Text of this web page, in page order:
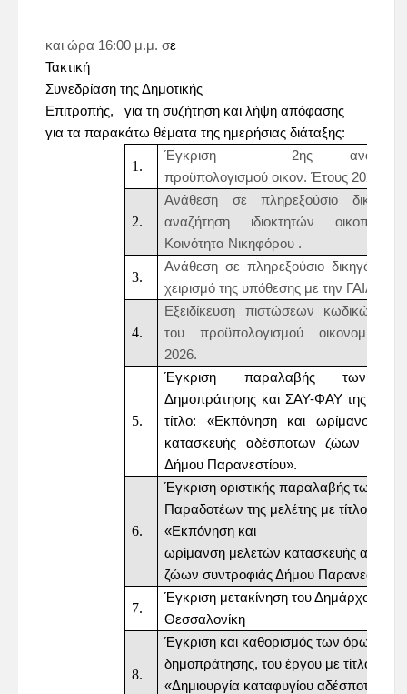
και ώρα 16:00 μ.μ. σε
Τακτική
Συνεδρίαση τηςΔημοτικής
Επιτροπής,
για τη συζήτηση και λήψη απόφασης
για τα παρακάτω θέματα της ημερήσιας διάταξης:
Έγκριση
2ης
προϋπολογισμού οικον. Έτους 2026
Ανάθεση σε πληρεξούσιο
αναζήτηση
ιδιοκτητών
Κοινότητα Νικηφόρου .
Ανάθεση σε πληρεξούσιο δικηγόρο
χειρισμό της υπόθεσης με την
Εξειδίκευση πιστώσεων κωδικών
του προϋπολογισμού οικονομικού
2026.
Έγκριση παραλαβής των
Δημοπράτησης και ΣΑΥ-ΦΑΥ της
τίτλο: «Εκπόνηση και ωρίμανση
κατασκευής αδέσποτων ζώων
Δήμου Παρανεστίου».
Έγκριση οριστικής παραλαβής των
Παραδοτέων της μελέτης με τίτλο:
«Εκπόνηση και
ωρίμανση μελετών κατασκευής
ζώων συντροφιάς Δήμου
Έγκριση μετακίνηση του Δημάρχου
Θεσσαλονίκη
Έγκριση και καθορισμός των όρων
δημοπράτησης, του έργου με τίτλο:
«Δημιουργία καταφυγίου αδέσποτων